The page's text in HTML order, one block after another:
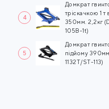
4
Домкрат
тріскачкою 1 т
350мм. 2,2кг
105B-1t)
5
Домкрат
підйому
1132T/ST-113)